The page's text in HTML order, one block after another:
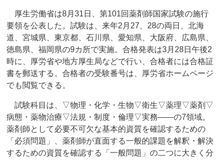
厚生労働省は8月31日、第101回薬剤師国家試験の施行
要領を公表した。試験は、来年2月27、28の両日、北海
道、宮城県、東京都、石川県、愛知県、大阪府、広島県、
徳島県、福岡県の9カ所で実施。合格発表は3月28日午後2
時に、厚労省や地方厚生局などで行い、合格者には合格証
書を郵送する。合格者の受験番号は、厚労省ホームページ
でも閲覧できる。
試験科目は、▽物理・化学・生物▽衛生▽薬理▽薬剤▽
病態・薬物治療▽法規・制度・倫理▽実務――の7領域。
薬剤師として必要不可欠な基本的資質を確認するための
「必須問題」、薬剤師が直面する一般的課題を解釈・解決
するための資質を確認する「一般問題」の二つに大きく分